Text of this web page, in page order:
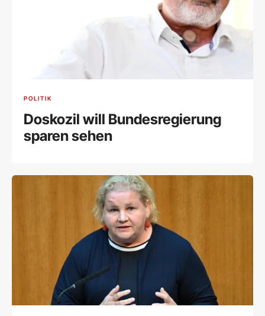
POLITIK
Doskozil will Bundesregierung
sparen sehen